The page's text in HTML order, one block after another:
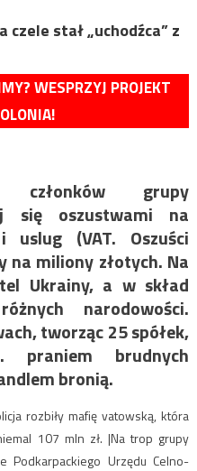
czele stał „uchodźca” z
WESPRZYJ PROJEKT
członków grupy
się oszustwami na
(VAT. Oszuści
miliony złotych. Na
Ukrainy, a w skład
narodowości.
tworząc 25 spółek,
praniem brudnych
bronią.
rozbiły mafię vatowską, która
107 mln zł. |Na trop grupy
Podkarpackiego Urzędu Celno-